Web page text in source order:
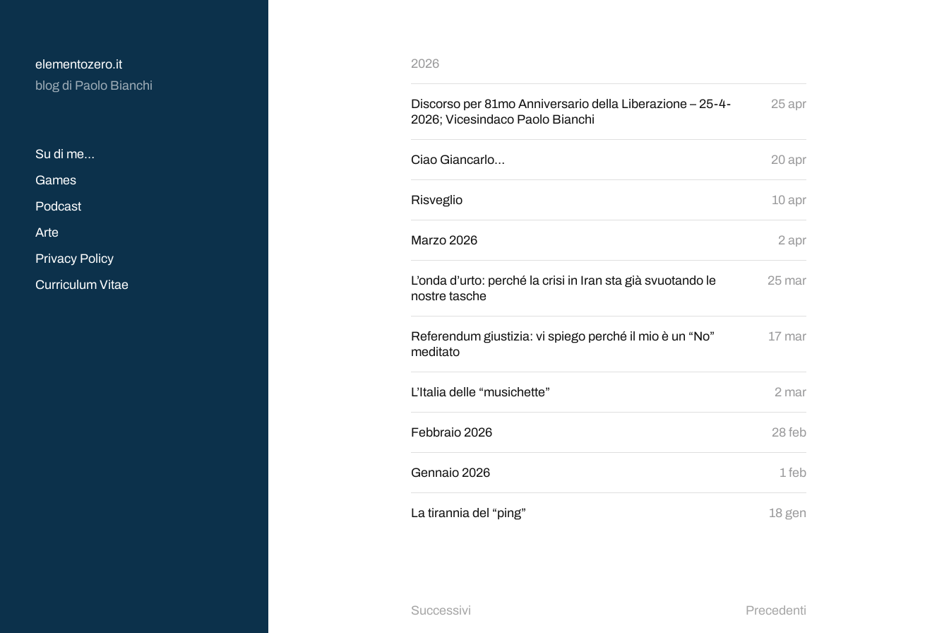
elementozero.it
blog di Paolo Bianchi
Su di me…
Games
Podcast
Arte
Privacy Policy
Curriculum Vitae
2026
Discorso per 81mo Anniversario della Liberazione – 25-4-
2026; Vicesindaco Paolo Bianchi
25 apr
Ciao Giancarlo… 20 apr
Risveglio 10 apr
Marzo 2026 2 apr
L’onda d’urto: perché la crisi in Iran sta già svuotando le
nostre tasche
25 mar
Referendum giustizia: vi spiego perché il mio è un “No”
meditato
17 mar
L’Italia delle “musichette” 2 mar
Febbraio 2026 28 feb
Gennaio 2026 1 feb
La tirannia del “ping” 18 gen
Successivi Precedenti